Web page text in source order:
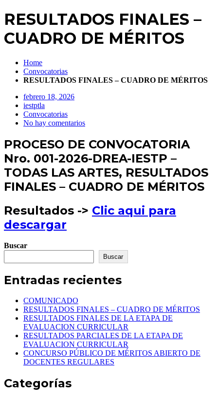
RESULTADOS FINALES –
CUADRO DE MÉRITOS
Home
Convocatorias
RESULTADOS FINALES – CUADRO DE MÉRITOS
febrero 18, 2026
iestptla
Convocatorias
No hay comentarios
PROCESO DE CONVOCATORIA
Nro. 001-2026-DREA-IESTP –
TODAS LAS ARTES, RESULTADOS
FINALES – CUADRO DE MÉRITOS
Resultados -> Clic aqui para
descargar
Buscar
Buscar
Entradas recientes
COMUNICADO
RESULTADOS FINALES – CUADRO DE MÉRITOS
RESULTADOS FINALES DE LA ETAPA DE
EVALUACION CURRICULAR
RESULTADOS PARCIALES DE LA ETAPA DE
EVALUACION CURRICULAR
CONCURSO PÚBLICO DE MÉRITOS ABIERTO DE
DOCENTES REGULARES
Categorías